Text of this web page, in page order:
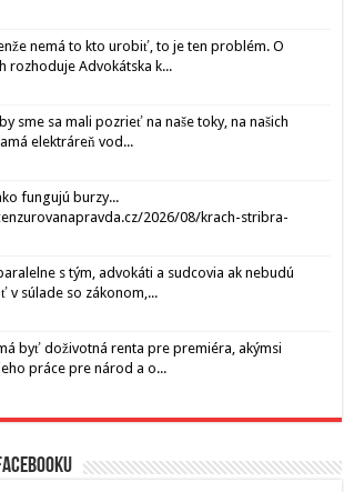
nemá to kto urobiť, to je ten problém. O
rozhoduje Advokátska k...
sme sa mali pozrieť na naše toky, na našich
elektráreň vod...
fungujú burzy...
2026/08/krach-stribra-
s tým, advokáti a sudcovia ak nebudú
v súlade so zákonom,...
byť doživotná renta pre premiéra, akýmsi
práce pre národ a o...